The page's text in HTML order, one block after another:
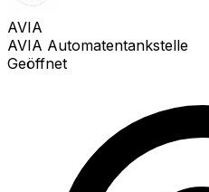
AVIA
AVIA Automatentankstelle
Geöffnet